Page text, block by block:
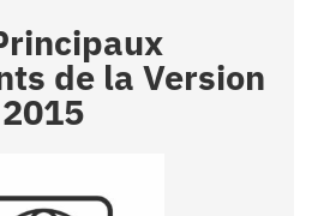
de la Version
2015